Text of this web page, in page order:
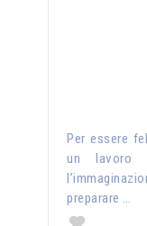
Per essere
un lavoro
preparare …